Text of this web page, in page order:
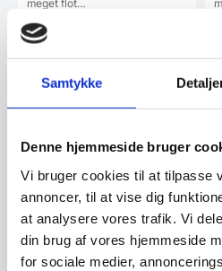
Samtykke
Denne hjemmeside bruger
Vi bruger cookies til at tilpasse
annoncer, til at vise dig
at analysere vores trafik. Vi
din brug af vores hjemmeside
for sociale medier,
meget flot…
1.999,00
2.299,00
Vi prismatcher
Kundetilfredshed
De ved rigtig meget om